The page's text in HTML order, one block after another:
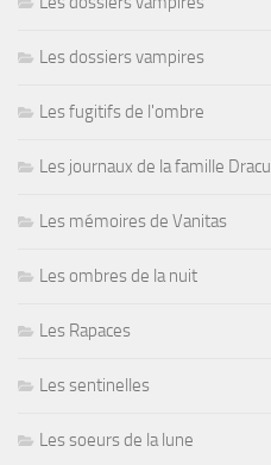
Les dossiers vampires
Les fugitifs de l'ombre
Les journaux de la famille Dracul
Les mémoires de Vanitas
Les ombres de la nuit
Les Rapaces
Les sentinelles
Les soeurs de la lune